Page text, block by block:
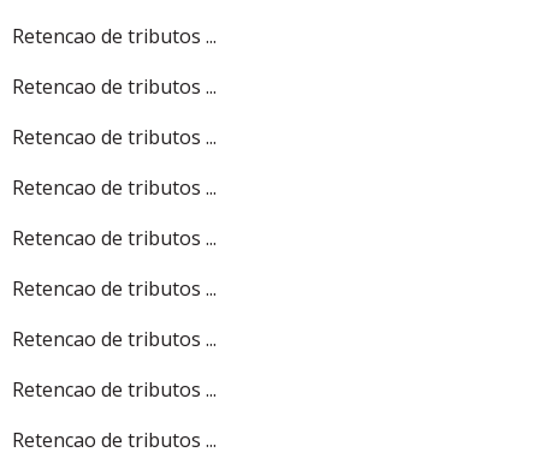
Retencao de tributos ...
Retencao de tributos ...
Retencao de tributos ...
Retencao de tributos ...
Retencao de tributos ...
Retencao de tributos ...
Retencao de tributos ...
Retencao de tributos ...
Retencao de tributos ...